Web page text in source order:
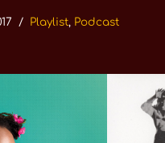
Playlist, Podcast